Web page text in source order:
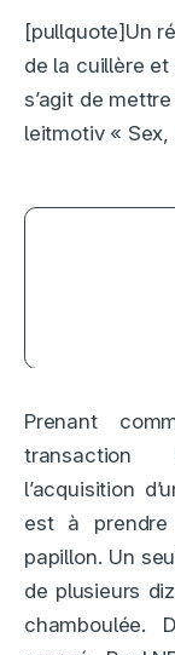
[pullquote]Un
de la cuillère et
s’agit de
leitmotiv « Sex,
Prenant
transaction
l’acquisition
est à prendre
papillon. Un
de plusieurs
chamboulée.